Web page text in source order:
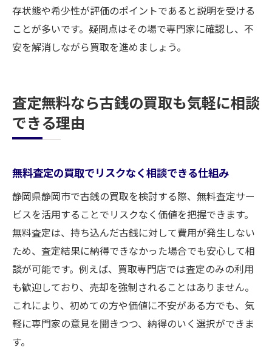
存状態や希少性が評価のポイントであると説明を受ける
ことが多いです。疑問点はその場で専門家に確認し、不
安を解消しながら買取を進めましょう。
査定無料なら古銭の買取も気軽に相談
できる理由
無料査定の買取でリスクなく相談できる仕組み
静岡県静岡市で古銭の買取を検討する際、無料査定サー
ビスを活用することでリスクなく価値を把握できます。
無料査定は、持ち込んだ古銭に対して費用が発生しない
ため、査定結果に納得できなかった場合でも安心して相
談が可能です。例えば、買取専門店では査定のみの利用
も歓迎しており、売却を強制されることはありません。
これにより、初めての方や価値に不安がある方でも、気
軽に専門家の意見を聞きつつ、納得のいく選択ができま
す。